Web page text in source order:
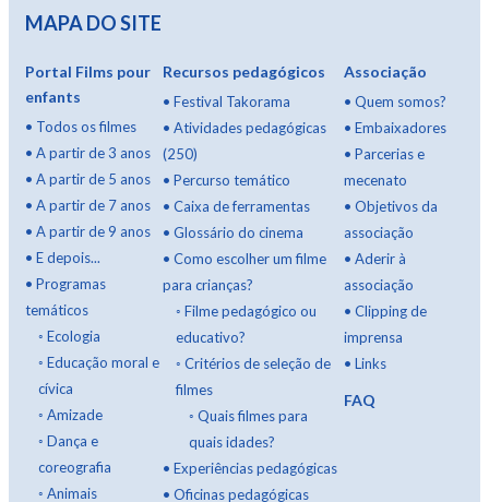
MAPA DO SITE
Portal Films pour
enfants
• Todos os filmes
• A partir de 3 anos
• A partir de 5 anos
• A partir de 7 anos
• A partir de 9 anos
• E depois...
• Programas
temáticos
◦ Ecologia
◦ Educação moral e
cívica
◦ Amizade
◦ Dança e
coreografia
◦ Animais
Recursos pedagógicos
• Festival Takorama
• Atividades pedagógicas
(250)
• Percurso temático
• Caixa de ferramentas
• Glossário do cinema
• Como escolher um filme
para crianças?
◦ Filme pedagógico ou
educativo?
◦ Critérios de seleção de
filmes
◦ Quais filmes para
quais idades?
• Experiências pedagógicas
• Oficinas pedagógicas
Associação
•Quem somos?
•Embaixadores
•Parcerias e
mecenato
•Objetivos da
associação
•Aderir à
associação
•Clipping de
imprensa
•Links
FAQ